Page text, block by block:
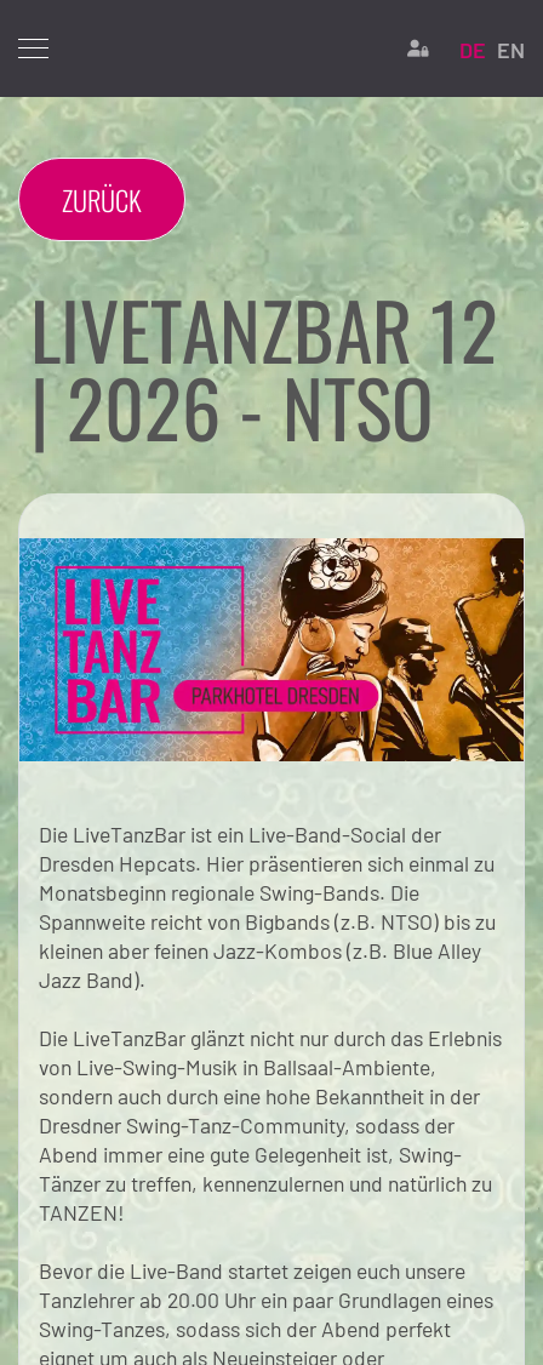
LoginSprache
DE EN
ZURÜCK
LIVETANZBAR 12
| 2026 - NTSO
Die LiveTanzBar ist ein Live-Band-Social der
Dresden Hepcats. Hier präsentieren sich einmal zu
Monatsbeginn regionale Swing-Bands. Die
Spannweite reicht von Bigbands (z.B. NTSO) bis zu
kleinen aber feinen Jazz-Kombos (z.B. Blue Alley
Jazz Band).
Die LiveTanzBar glänzt nicht nur durch das Erlebnis
von Live-Swing-Musik in Ballsaal-Ambiente,
sondern auch durch eine hohe Bekanntheit in der
Dresdner Swing-Tanz-Community, sodass der
Abend immer eine gute Gelegenheit ist, Swing-
Tänzer zu treffen, kennenzulernen und natürlich zu
TANZEN!
Bevor die Live-Band startet zeigen euch unsere
Tanzlehrer ab 20.00 Uhr ein paar Grundlagen eines
Swing-Tanzes, sodass sich der Abend perfekt
eignet um auch als Neueinsteiger oder